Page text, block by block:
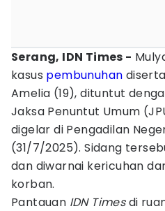
Serang, IDN Times -
kasus pembunuhan
Amelia (19), dituntut
Jaksa Penuntut Umum
digelar di Pengadilan
(31/7/2025). Sidang
dan diwarnai kericuhan
korban.
Pantauan IDN Timesdi